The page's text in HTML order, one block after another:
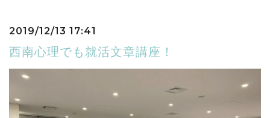
2019/12/13 17:41
西南心理でも就活文章講座！